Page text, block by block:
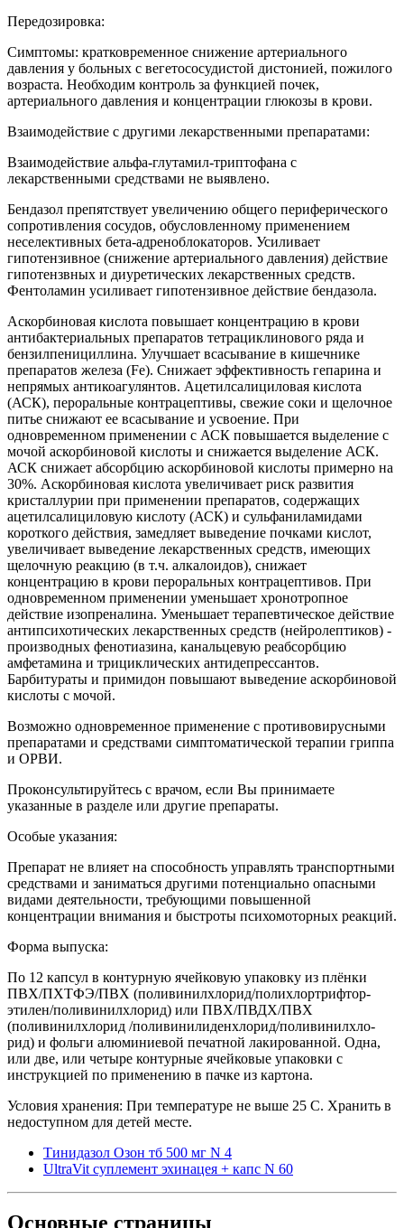
Передозировка:
Симптомы: кратковременное снижение артериального
давления у больных с вегетососудистой дистонией, пожилого
возраста. Необходим контроль за функцией почек,
артериального давления и концентрации глюкозы в крови.
Взаимодействие с другими лекарственными препаратами:
Взаимодействие альфа-глутамил-триптофана с
лекарственными средствами не выявлено.
Бендазол препятствует увеличению общего периферического
сопротивления сосудов, обусловленному применением
неселективных бета-адреноблокаторов. Усиливает
гипотензивное (снижение артериального давления) действие
гипотензвных и диуретических лекарственных средств.
Фентоламин усиливает гипотензивное действие бендазола.
Аскорбиновая кислота повышает концентрацию в крови
антибактериальных препаратов тетрациклинового ряда и
бензилпенициллина. Улучшает всасывание в кишечнике
препаратов железа (Fe). Снижает эффективность гепарина и
непрямых антикоагулянтов. Ацетилсалициловая кислота
(АСК), пероральные контрацептивы, свежие соки и щелочное
питье снижают ее всасывание и усвоение. При
одновременном применении с АСК повышается выделение с
мочой аскорбиновой кислоты и снижается выделение АСК.
АСК снижает абсорбцию аскорбиновой кислоты примерно на
30%. Аскорбиновая кислота увеличивает риск развития
кристаллурии при применении препаратов, содержащих
ацетилсалициловую кислоту (АСК) и сульфаниламидами
короткого действия, замедляет выведение почками кислот,
увеличивает выведение лекарственных средств, имеющих
щелочную реакцию (в т.ч. алкалоидов), снижает
концентрацию в крови пероральных контрацептивов. При
одновременном применении уменьшает хронотропное
действие изопреналина. Уменьшает терапевтическое действие
антипсихотических лекарственных средств (нейролептиков) -
производных фенотиазина, канальцевую реабсорбцию
амфетамина и трициклических антидепрессантов.
Барбитураты и примидон повышают выведение аскорбиновой
кислоты с мочой.
Возможно одновременное применение с противовирусными
препаратами и средствами симптоматической терапии гриппа
и ОРВИ.
Проконсультируйтесь с врачом, если Вы принимаете
указанные в разделе или другие препараты.
Особые указания:
Препарат не влияет на способность управлять транспортными
средствами и заниматься другими потенциально опасными
видами деятельности, требующими повышенной
концентрации внимания и быстроты психомоторных реакций.
Форма выпуска:
По 12 капсул в контурную ячейковую упаковку из плёнки
ПВХ/ПХТФЭ/ПВХ (поливинилхлорид/полихлортрифтор-
этилен/поливинилхлорид) или ПВХ/ПВДХ/ПВХ
(поливинилхлорид /поливинилиденхлорид/поливинилхло-
рид) и фольги алюминиевой печатной лакированной. Одна,
или две, или четыре контурные ячейковые упаковки с
инструкцией по применению в пачке из картона.
Условия хранения: При температуре не выше 25 С. Хранить в
недоступном для детей месте.
Тинидазол Озон тб 500 мг N 4
UltraVit суплемент эхинацея + капс N 60
Основные страницы